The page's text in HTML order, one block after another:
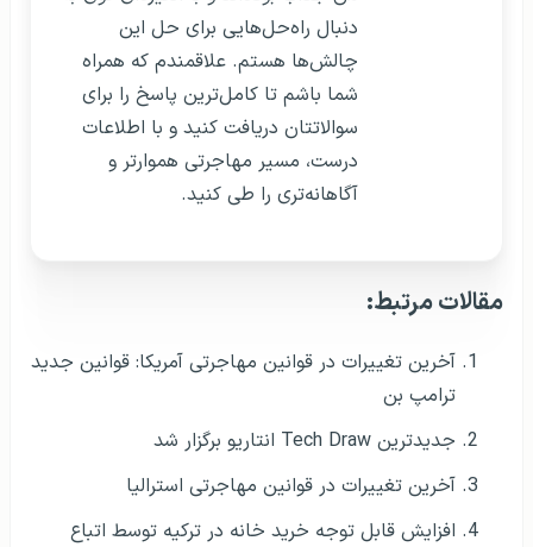
دنبال راه‌حل‌هایی برای حل این
چالش‌ها هستم. علاقمندم که همراه
شما باشم تا کامل‌ترین پاسخ را برای
سوالاتتان دریافت کنید و با اطلاعات
درست، مسیر مهاجرتی هموارتر و
آگاهانه‌تری را طی کنید.
مقالات مرتبط:
آخرین تغییرات در قوانین مهاجرتی آمریکا: قوانین جدید
ترامپ بن
جدیدترین Tech Draw انتاریو برگزار شد
آخرین تغییرات در قوانین مهاجرتی استرالیا
افزایش قابل توجه خرید خانه در ترکیه توسط اتباع